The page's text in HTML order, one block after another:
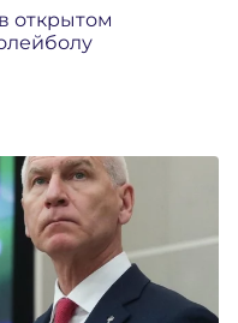
открытом